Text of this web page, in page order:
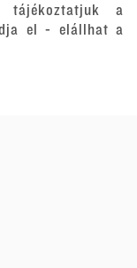
tájékoztatjuk a
el - elállhat a